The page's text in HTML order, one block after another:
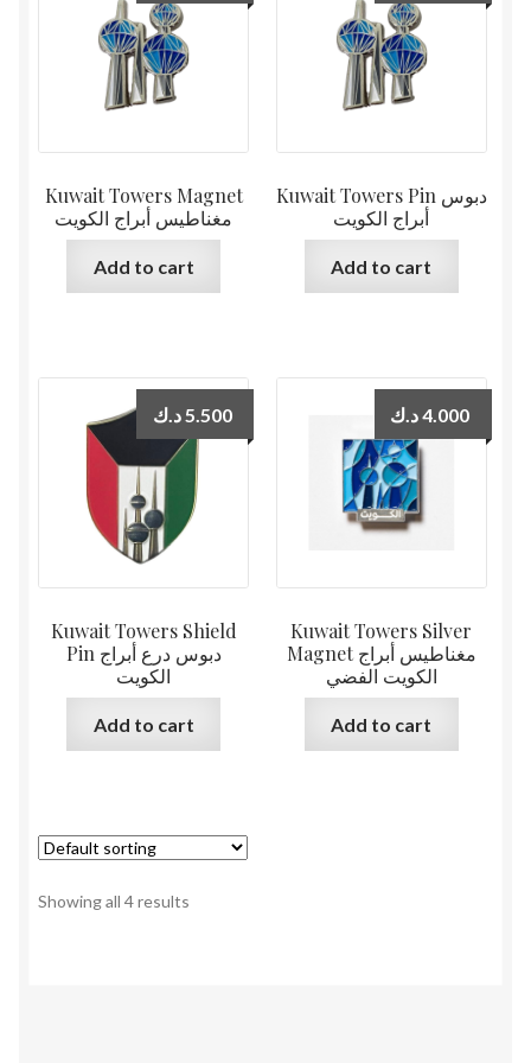
Kuwait Towers Magnet
مغناطيس أبراج الكويت
Add to cart
Kuwait Towers Pin دبوس
أبراج الكويت
Add to cart
Kuwait Towers Shield
Pin دبوس درع أبراج
الكويت
5.500 د.ك
Add to cart
Kuwait Towers Silver
Magnet مغناطيس أبراج
الكويت الفضي
4.000د.ك
Add to cart
Showing all 4 results